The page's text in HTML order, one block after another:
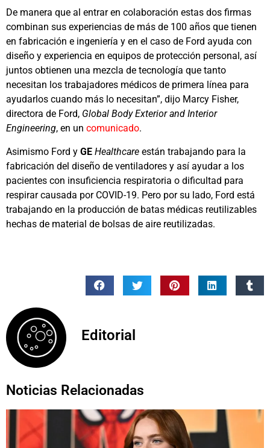
De manera que al entrar en colaboración estas dos firmas
combinan sus experiencias de más de 100 años que tienen
en fabricación e ingeniería y en el caso de Ford ayuda con
diseño y experiencia en equipos de protección personal, así
juntos obtienen una mezcla de tecnología que tanto
necesitan los trabajadores médicos de primera línea para
ayudarlos cuando más lo necesitan”, dijo Marcy Fisher,
directora de Ford, Global Body Exterior and Interior
Engineering, en un comunicado.
Asimismo Ford y GE Healthcare están trabajando para la
fabricación del diseño de ventiladores y así ayudar a los
pacientes con insuficiencia respiratoria o dificultad para
respirar causada por COVID-19. Pero por su lado, Ford está
trabajando en la producción de batas médicas reutilizables
hechas de material de bolsas de aire reutilizadas.
Editorial
Noticias Relacionadas